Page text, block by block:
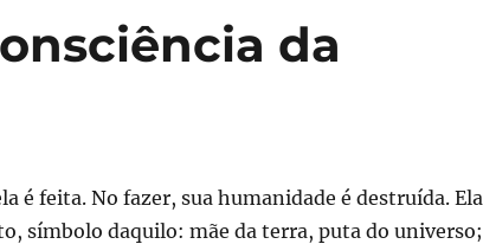
da
é feita. No fazer, sua humanidade é destruída. Ela
símbolo daquilo: mãe da terra, puta do universo;